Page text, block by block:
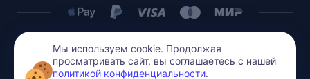
Все содержимое на этом сайте защищено авторским
Политика конфиденциальности
Мы используем cookie. Продолжая
просматривать сайт, вы соглашаетесь с нашей
политикой конфиденциальности.